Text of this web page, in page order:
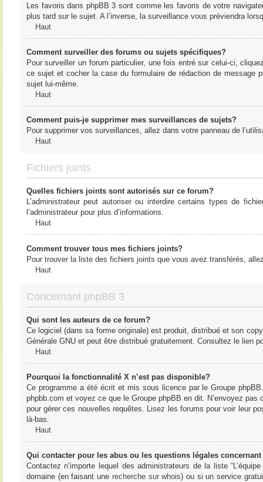
Les favoris dans phpBB 3 sont comme les favoris de votre
plus tard sur le sujet. A l’inverse, la surveillance vous préviendra
Haut
Comment surveiller des forums ou sujets spécifiques?
Pour surveiller un forum particulier, une fois entré sur celui-ci,
ce sujet et cocher la case du formulaire de rédaction de message
sujet lui-même.
Haut
Comment puis-je supprimer mes surveillances de sujets?
Pour supprimer vos surveillances, allez dans votre panneau de
Haut
Fichiers joints
Quelles fichiers joints sont autorisés sur ce forum?
L’administrateur peut autoriser ou interdire certains types de
l’administrateur pour plus d’informations.
Haut
Comment trouver tous mes fichiers joints?
Pour trouver la liste des fichiers joints que vous avez transférés,
Haut
Concernant phpBB 3
Qui sont les auteurs de ce forum?
Ce logiciel (dans sa forme originale) est produit, distribué et son
Générale GNU et peut être distribué gratuitement. Consultez le lien
Haut
Pourquoi la fonctionnalité X n’est pas disponible?
Ce programme a été écrit et mis sous licence par le Groupe
phpbb.com et voyez ce que le Groupe phpBB en dit. N’envoyez
pour gérer ces nouvelles requêtes. Lisez les forums pour voir leur
là-bas.
Haut
Qui contacter pour les abus ou les questions légales
Contactez n’importe lequel des administrateurs de la liste
domaine (en faisant une recherche sur whois) ou si un service